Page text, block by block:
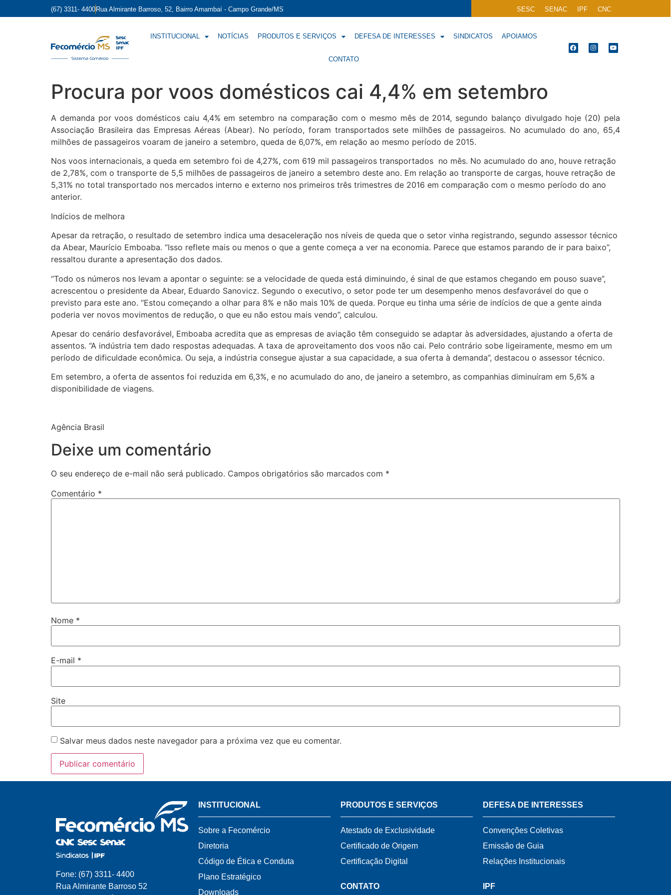
(67) 3311- 4400 Rua Almirante Barroso, 52, Bairro Amambaí - Campo Grande/MS SESC SENAC IPF CNC
INSTITUCIONAL NOTÍCIAS PRODUTOS E SERVIÇOS DEFESA DE INTERESSES SINDICATOS APOIAMOS
CONTATO
Procura por voos domésticos cai 4,4% em setembro
A demanda por voos domésticos caiu 4,4% em setembro na comparação com o mesmo mês de 2014, segundo balanço divulgado hoje (20) pela
Associação Brasileira das Empresas Aéreas (Abear). No período, foram transportados sete milhões de passageiros. No acumulado do ano, 65,4
milhões de passageiros voaram de janeiro a setembro, queda de 6,07%, em relação ao mesmo período de 2015.
Nos voos internacionais, a queda em setembro foi de 4,27%, com 619 mil passageiros transportados no mês. No acumulado do ano, houve retração
de 2,78%, com o transporte de 5,5 milhões de passageiros de janeiro a setembro deste ano. Em relação ao transporte de cargas, houve retração de
5,31% no total transportado nos mercados interno e externo nos primeiros três trimestres de 2016 em comparação com o mesmo período do ano
anterior.
Indícios de melhora
Apesar da retração, o resultado de setembro indica uma desaceleração nos níveis de queda que o setor vinha registrando, segundo assessor técnico
da Abear, Maurício Emboaba. “Isso reflete mais ou menos o que a gente começa a ver na economia. Parece que estamos parando de ir para baixo”,
ressaltou durante a apresentação dos dados.
“Todo os números nos levam a apontar o seguinte: se a velocidade de queda está diminuindo, é sinal de que estamos chegando em pouso suave”,
acrescentou o presidente da Abear, Eduardo Sanovicz. Segundo o executivo, o setor pode ter um desempenho menos desfavorável do que o
previsto para este ano. “Estou começando a olhar para 8% e não mais 10% de queda. Porque eu tinha uma série de indícios de que a gente ainda
poderia ver novos movimentos de redução, o que eu não estou mais vendo”, calculou.
Apesar do cenário desfavorável, Emboaba acredita que as empresas de aviação têm conseguido se adaptar às adversidades, ajustando a oferta de
assentos. “A indústria tem dado respostas adequadas. A taxa de aproveitamento dos voos não cai. Pelo contrário sobe ligeiramente, mesmo em um
período de dificuldade econômica. Ou seja, a indústria consegue ajustar a sua capacidade, a sua oferta à demanda”, destacou o assessor técnico.
Em setembro, a oferta de assentos foi reduzida em 6,3%, e no acumulado do ano, de janeiro a setembro, as companhias diminuíram em 5,6% a
disponibilidade de viagens.
Agência Brasil
Deixe um comentário
O seu endereço de e-mail não será publicado. Campos obrigatórios são marcados com *
Comentário *
Nome *
E-mail *
Site
Salvar meus dados neste navegador para a próxima vez que eu comentar.
Fone: (67) 3311- 4400
Rua Almirante Barroso 52
INSTITUCIONAL
Sobre a Fecomércio
Diretoria
Código de Ética e Conduta
Plano Estratégico
Downloads
PRODUTOS E SERVIÇOS
Atestado de Exclusividade
Certificado de Origem
Certificação Digital
CONTATO
DEFESA DE INTERESSES
Convenções Coletivas
Emissão de Guia
Relações Institucionais
IPF